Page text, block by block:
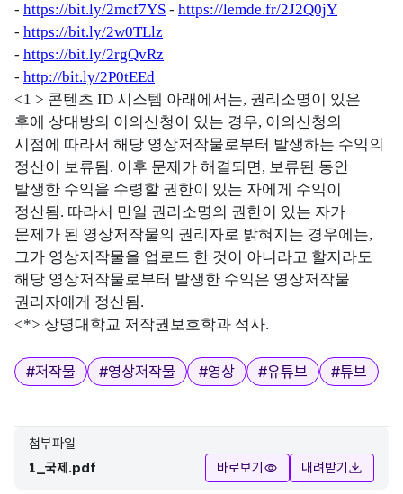
- https://bit.ly/2mcf7YS - https://lemde.fr/2J2Q0jY
- https://bit.ly/2w0TLlz
- https://bit.ly/2rgQvRz
- http://bit.ly/2P0tEEd
<1 > 콘텐츠 ID 시스템 아래에서는, 권리소명이 있은
후에 상대방의 이의신청이 있는 경우, 이의신청의
시점에 따라서 해당 영상저작물로부터 발생하는 수익의
정산이 보류됨. 이후 문제가 해결되면, 보류된 동안
발생한 수익을 수령할 권한이 있는 자에게 수익이
정산됨. 따라서 만일 권리소명의 권한이 있는 자가
문제가 된 영상저작물의 권리자로 밝혀지는 경우에는,
그가 영상저작물을 업로드 한 것이 아니라고 할지라도
해당 영상저작물로부터 발생한 수익은 영상저작물
권리자에게 정산됨.
<*> 상명대학교 저작권보호학과 석사.
태그
#저작물 #영상저작물 #영상 #유튜브 #튜브
첨부파일
1_국제.pdf
바로보기 내려받기